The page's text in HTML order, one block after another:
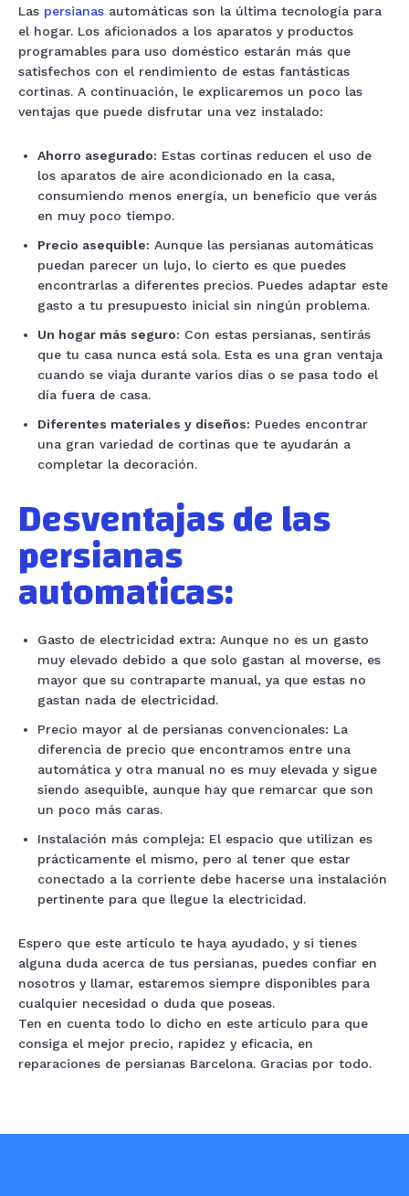
Las persianas automáticas son la última tecnología para
el hogar. Los aficionados a los aparatos y productos
programables para uso doméstico estarán más que
satisfechos con el rendimiento de estas fantásticas
cortinas. A continuación, le explicaremos un poco las
ventajas que puede disfrutar una vez instalado:
Ahorro asegurado: Estas cortinas reducen el uso de
los aparatos de aire acondicionado en la casa,
consumiendo menos energía, un beneficio que verás
en muy poco tiempo.
Precio asequible: Aunque las persianas automáticas
puedan parecer un lujo, lo cierto es que puedes
encontrarlas a diferentes precios. Puedes adaptar este
gasto a tu presupuesto inicial sin ningún problema.
Un hogar más seguro: Con estas persianas, sentirás
que tu casa nunca está sola. Esta es una gran ventaja
cuando se viaja durante varios días o se pasa todo el
día fuera de casa.
Diferentes materiales y diseños: Puedes encontrar
una gran variedad de cortinas que te ayudarán a
completar la decoración.
Desventajas de las
persianas
automaticas:
Gasto de electricidad extra: Aunque no es un gasto
muy elevado debido a que solo gastan al moverse, es
mayor que su contraparte manual, ya que estas no
gastan nada de electricidad.
Precio mayor al de persianas convencionales: La
diferencia de precio que encontramos entre una
automática y otra manual no es muy elevada y sigue
siendo asequible, aunque hay que remarcar que son
un poco más caras.
Instalación más compleja: El espacio que utilizan es
prácticamente el mismo, pero al tener que estar
conectado a la corriente debe hacerse una instalación
pertinente para que llegue la electricidad.
Espero que este artículo te haya ayudado, y si tienes
alguna duda acerca de tus persianas, puedes confiar en
nosotros y llamar, estaremos siempre disponibles para
cualquier necesidad o duda que poseas.
Ten en cuenta todo lo dicho en este artículo para que
consiga el mejor precio, rapidez y eficacia, en
reparaciones de persianas Barcelona. Gracias por todo.